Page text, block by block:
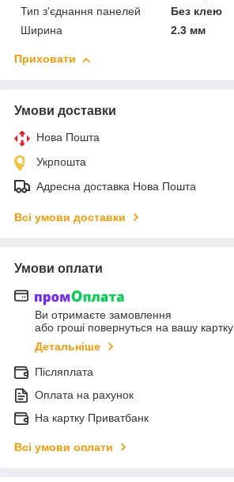
Тип з'єднання панелей
Без клею
Ширина
2.3 мм
Приховати
Умови доставки
Нова Пошта
Укрпошта
Адресна доставка Нова Пошта
Всі умови доставки
Умови оплати
Ви отримаєте замовлення
або гроші повернуться на вашу картку
Детальніше
Післяплата
Оплата на рахунок
На картку Приватбанк
Всі умови оплати